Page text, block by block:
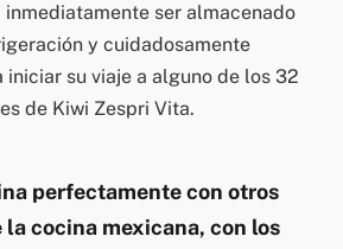
ser almacenado
y cuidadosamente
su viaje a alguno de los 32
de Kiwi Zespri Vita.
perfectamente con otros
cocina mexicana, con los